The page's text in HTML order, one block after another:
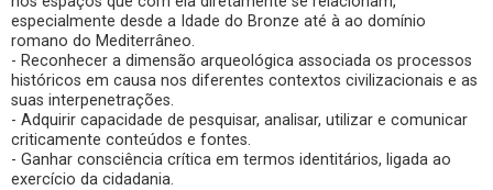
especialmente desde a Idade do Bronze até à ao domínio
romano do Mediterrâneo.
- Reconhecer a dimensão arqueológica associada os processos
históricos em causa nos diferentes contextos civilizacionais e as
suas interpenetrações.
- Adquirir capacidade de pesquisar, analisar, utilizar e comunicar
criticamente conteúdos e fontes.
- Ganhar consciência crítica em termos identitários, ligada ao
exercício da cidadania.